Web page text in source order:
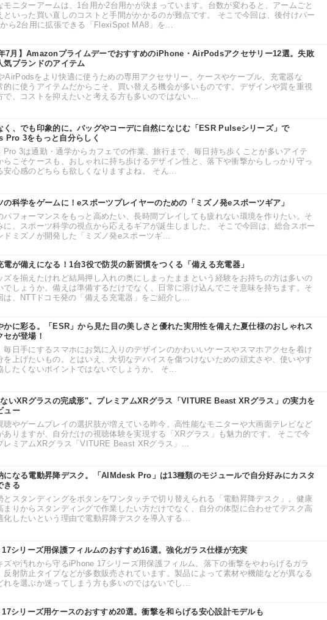
モニターアームは、1台用か2台用かが決まっています。台数が変わると、アームごと
といった買い直しのコストと手間がかかるのが難点です。 そこで今回は、後付けパー
ら2台用に拡張できる「FlexiSpot MA8」を...
年7月】AmazonプライムデーでおすすめのiPhone・AirPodsアクセサリー12選。失敗
気ブランドのアイテム
AirPodsをより快適に使うための専用アクセサリー。ケースやケーブル、充電器な
的に使うアイテムだからこそ、買い替える機会が多いものです。デザインや質を重視
で、コストを抑えたいと考える方も多いのではない...
く、でも印象的に。バッグやコーデに自然になじむ「ESR Pulseシリーズ」で
Pro 3をもっと自分らしく
Pro 3は通勤・通学からカフェでの作業、旅行まで、毎日持ち歩くことが多いアイテ
らこそケースも、おしゃれに持ち歩けるデザイン性と、落下や衝撃からしっかり守っ
安心感のどちらも欲しくなりますよね。 そん...
の科学をゲームに！eスポーツプレイヤーのための「ミズノ発eスポーツギア」
パフォーマンスをもっと高めたい、長時間プレイしても疲れない環境を作りたい。そ
に、スポーツ科学の視点から応えるギアが誕生しました。 そこで今回は、総合スポー
ドミズノが開発した「ミズノ発eスポーツギ...
電が備えになる！1台3役で防災の新習慣をつくる「備える充電器」
ズを揃えたけれど結局押し入れの奥にしまったままという経験をお持ちの方は多いの
でしょうか。備えは準備するだけでなく、日常に溶け込んでこそ意味を持ちます。そ
は、NTTドコモ発の「備える充電器」をご紹介し...
かに彩る。「ESR」から見た目の美しさと優れた実用性を備えた夏仕様のおしゃれス
セが登場！
毎日手にするスマホにお気に入りのデザインのかわいいケースやスマホアクセを着け
を上げたいもの。とはいえ、大切なデバイスを傷つけないための頑丈さや、使いやす
したくないポイントではないでしょうか。 そ...
いXRグラスの完成形"。プレミアムXRグラス「VITURE Beast XRグラス」の実力を
ュー
聴やゲームプレイの選択肢が増えている昨今。高性能なモニターや大画面テレビなど
ありますが、自分だけの視聴体験を実現する「XRグラス」も魅力的です。 そこで今
レミアムXRグラス「VITURE Beast XRグラス」...
になる電動昇降デスク。「AIMdesk Pro」は13種類のモジュールで自分好みにカスタ
きる
とスタンディングをボタンをワンタッチで切り替えられる「電動昇降デスク」。健康
まりからスタンディングで作業したい方だけでなく、自分の体型に合わせてデスク高
化したいという理由で電動昇降デスクを導入する...
シリーズ用保護フィルムのおすすめ16選。強化ガラス仕様が充実
ズや汚れから守るiPhone 17シリーズ用保護フィルム。落下の衝撃をやわらげるガラ
反射防止タイプなどが多数販売されています。製品によって素材や機能などが異なる
れを選ぶか迷ってしまう方も多いのではないでし...
シリーズ用ケースのおすすめ20選。衝撃を和らげる安心設計モデルも